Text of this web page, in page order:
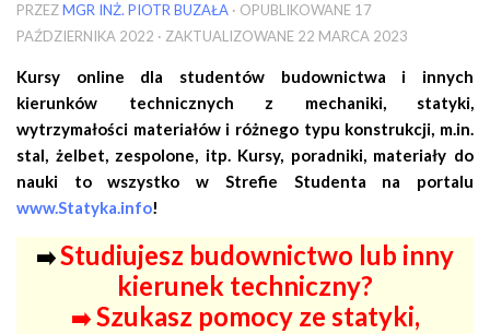
PRZEZMGR INŻ. PIOTR BUZAŁA · OPUBLIKOWANE 17
PAŹDZIERNIKA 2022 · ZAKTUALIZOWANE 22 MARCA 2023
Kursy online dla studentów budownictwa i innych
kierunków technicznych z mechaniki, statyki,
wytrzymałości materiałów i różnego typu konstrukcji, m.in.
stal, żelbet, zespolone, itp. Kursy, poradniki, materiały do
nauki to wszystko w Strefie Studenta na portalu
www.Statyka.info!
➡️Studiujesz budownictwo lub inny
kierunek techniczny?
➡️Szukasz pomocy ze statyki,